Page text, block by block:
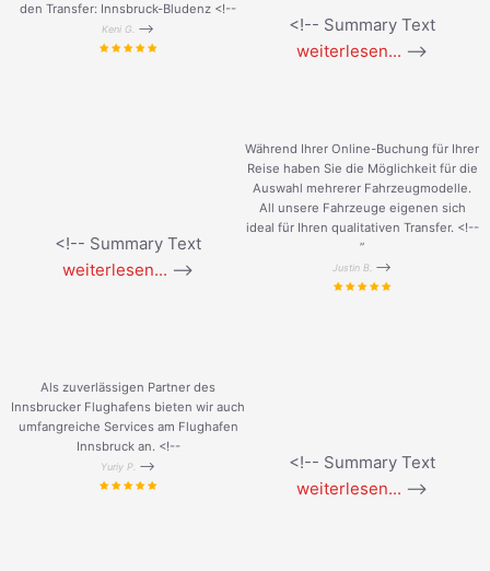
den Transfer: Innsbruck-Bludenz <!--
Keni G. -->
<!-- Summary Text
weiterlesen... -->
<!-- Summary Text
weiterlesen... -->
Während Ihrer Online-Buchung für Ihrer
Reise haben Sie die Möglichkeit für die
Auswahl mehrerer Fahrzeugmodelle.
All unsere Fahrzeuge eigenen sich
ideal für Ihren qualitativen Transfer. <!--
”
Justin B. -->
Als zuverlässigen Partner des
Innsbrucker Flughafens bieten wir auch
umfangreiche Services am Flughafen
Innsbruck an. <!--
Yuriy P. -->
<!-- Summary Text
weiterlesen... -->